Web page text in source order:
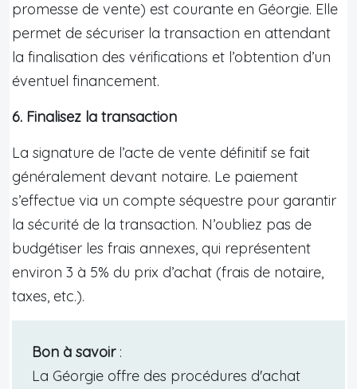
promesse de vente) est courante en Géorgie. Elle
permet de sécuriser la transaction en attendant
la finalisation des vérifications et l’obtention d’un
éventuel financement.
6. Finalisez la transaction
La signature de l’acte de vente définitif se fait
généralement devant notaire. Le paiement
s’effectue via un compte séquestre pour garantir
la sécurité de la transaction. N’oubliez pas de
budgétiser les frais annexes, qui représentent
environ 3 à 5% du prix d’achat (frais de notaire,
taxes, etc.).
Bon à savoir:
La Géorgie offre des procédures d'achat